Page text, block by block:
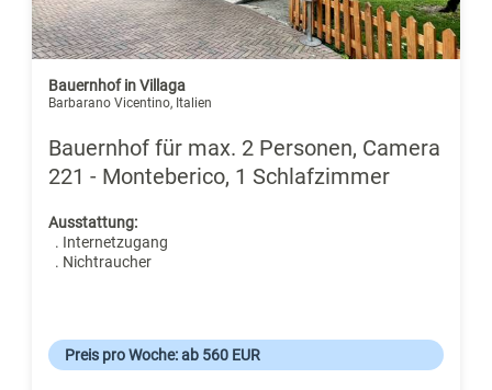
Bauernhof in Villaga
Barbarano Vicentino, Italien
Bauernhof für max. 2 Personen, Camera
221 - Monteberico, 1 Schlafzimmer
Ausstattung:
. Internetzugang
. Nichtraucher
Preis pro Woche: ab 560 EUR